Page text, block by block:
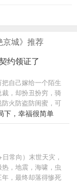
京城》推荐
约领证了
自己嫁给一个陌生
，却扮丑扮穷，骑
火防盗防闺蜜，可
臭豆腐必须刷
呀！”有人说，总裁
所有女人的梦中情
闷骚直到真相大
飞了！天，温馨，
温馨你家老公开的
助理，他才是总
男人，攥紧拳头……
下，幸福很简单
常向）末世天灾，
，地震，海啸，虫
，最终却落得惨死